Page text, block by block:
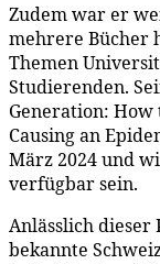
Zudem war er
mehrere Bücher
Themen
Studierenden.
Generation:
Causing an
März 2024 und
verfügbar sein.
Anlässlich dieser
bekannte